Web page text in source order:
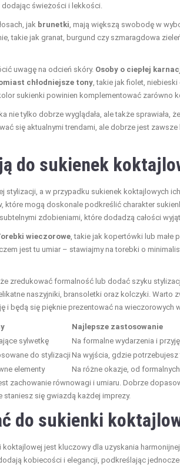
świeżości i lekkości.
jak brunetki , mają większą swobodę w
takie jak granat, burgund czy szmaragdowa
uwagę na odcień skóry. Osoby o ciepłej
chłodniejsze tony , takie jak fiolet,
sukienki powinien komplementować zarówno
nie tylko dobrze wyglądała, ale także sprawiała,
się aktualnymi trendami, ale dobrze jest
do sukienek
stylizacji, a w przypadku sukienek koktajlowych
które mogą doskonale podkreślić charakter
zdobieniami, które dodadzą całości
wieczorowe , takie jak kopertówki lub
jest tu umiar – stawiajmy na torebki o
zredukować formalność lub dodać szyku
naszyjniki, bransoletki oraz kolczyki. Warto
i będą się pięknie prezentować na wieczorowych
Najlepsze zastosowanie
sylwetkę
Na formalne wydarzenia i
do stylizacji Na wyjścia, gdzie
elementy
Na różne okazje, od
zachowanie równowagi i umiaru. Dobrze
się gwiazdą każdej imprezy.
do sukienki
jest kluczowy dla uzyskania
kobiecości i elegancji, podkreślając